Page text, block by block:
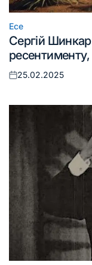
Опублікувати
у
Есе
Сергій
Оприлюднено
25.02.2025